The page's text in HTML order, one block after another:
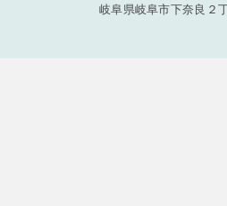
岐阜県岐阜市下奈良２